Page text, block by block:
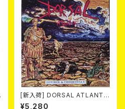
[新入荷] DORSAL ATLANTIC
A / DIVIDIR & CONQUISTAR
¥5,280